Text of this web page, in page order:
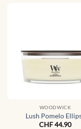
WOODWICK
Lush Pomelo
CHF44.90